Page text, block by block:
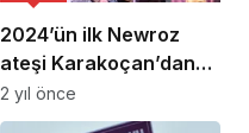
2024’ün ilk Newroz
ateşi Karakoçan’dan
yükseldi
2 yıl önce